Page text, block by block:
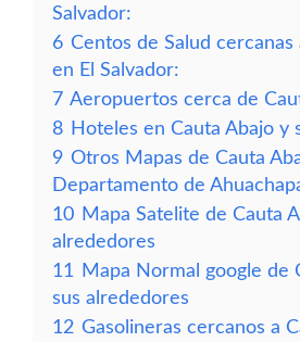
Salvador:
6 Centos de Salud cercanas
en El Salvador:
7 Aeropuertos cerca de
8 Hoteles en Cauta Abajo y
9 Otros Mapas de Cauta
Departamento de
10 Mapa Satelite de Cauta
alrededores
11
Mapa Normal google de
sus alrededores
12 Gasolineras cercanos a